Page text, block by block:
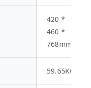
420 *
460 *
768mm
59.65KG